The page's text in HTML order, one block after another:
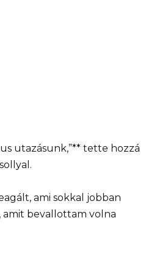
utazásunk,”** tette hozzá
ami sokkal jobban
bevallottam volna